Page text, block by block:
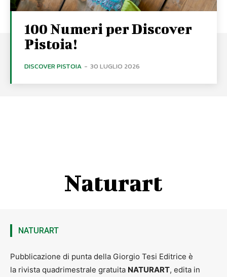
100 Numeri per Discover
Pistoia!
DISCOVER PISTOIA - 30 LUGLIO 2026
Naturart
NATURART
Pubblicazione di punta della Giorgio Tesi Editrice è
la rivista quadrimestrale gratuita NATURART, edita in